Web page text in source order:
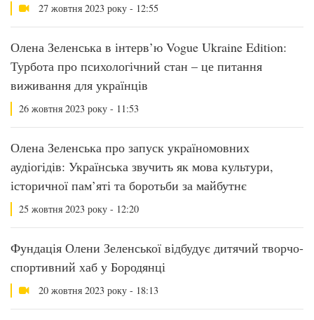
27 жовтня 2023 року - 12:55
Олена Зеленська в інтерв’ю Vogue Ukraine Edition:
Турбота про психологічний стан – це питання
виживання для українців
26 жовтня 2023 року - 11:53
Олена Зеленська про запуск україномовних
аудіогідів: Українська звучить як мова культури,
історичної пам’яті та боротьби за майбутнє
25 жовтня 2023 року - 12:20
Фундація Олени Зеленської відбудує дитячий творчо-
спортивний хаб у Бородянці
20 жовтня 2023 року - 18:13